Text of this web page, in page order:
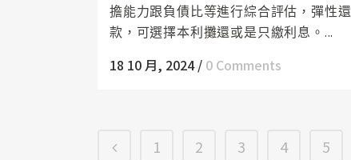
擔能力跟負債比等進行綜合評估，彈性還
款，可選擇本利攤還或是只繳利息。...
18 10 月, 2024/ 0 Comments
1 2 3 4 5